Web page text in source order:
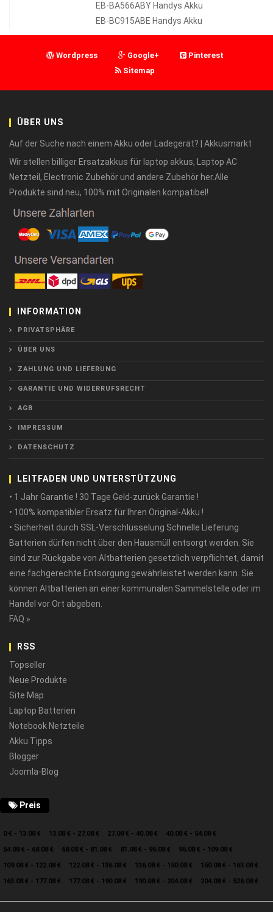
EB-BA566ABY Handys Akku
EB-BC915ABE Handys Akku
Wordpress Google+
Pinterest
Sitemap
ÜBER UNS
Auf der Suche nach einem Akku oder Ladegerät? | Akkusmarkt
Wir stellen billiger Ersatzakkus für laptop akkus, Laptop AC
Netzteil, Electronic Zubehör und andere Zubehör her.Alle
Produkte sind neu, 100% mit Originalen kompatibel!
INFORMATION
PRIVATSPHÄRE
ÜBER UNS
ZAHLUNG UND LIEFERUNG
GARANTIE UND WIDERRUFSRECHT
AGB
IMPRESSUM
DATENSCHUTZ
LEITFADEN UND UNTERSTÜTZUNG
• 1 Jahr Garantie ! 30 Tage Geld-zurück Garantie !
• 100% kompatibler Ersatz für Ihren Original-Akku !
• Sicherheit durch SSL-Verschlüsselung Schnelle Lieferung
Batterien dürfen nicht über den Hausmüll entsorgt werden. Sie
sind zur Rückgabe von Altbatterien gesetzlich verpflichtet, damit
eine fachgerechte Entsorgung gewährleistet werden kann. Sie
können Altbatterien an einer kommunalen Sammelstelle oder im
Handel vor Ort abgeben.
FAQ »
RSS
Topseller
Neue Produkte
Site Map
Laptop Batterien
Notebook Netzteile
Akku Tipps
Blogger
Joomla-Blog
Preis
0 € - 13.08 € 13.08 € - 27.08 € 27.08 € - 40.08 €
40.08 € - 54.08 €
54.08 € - 68.08 €
68.08 € - 81.08 € 81.08 € - 95.08 €
95.08 € - 109.08 €
109.08 € - 122.08 €
122.08 € - 136.08 € 136.08 € - 150.08 €
150.08 € - 163.08 €
163.08 € - 177.08 €
177.08 € - 190.08 € 190.08 € - 204.08 € 204.08 € - 526.08 €